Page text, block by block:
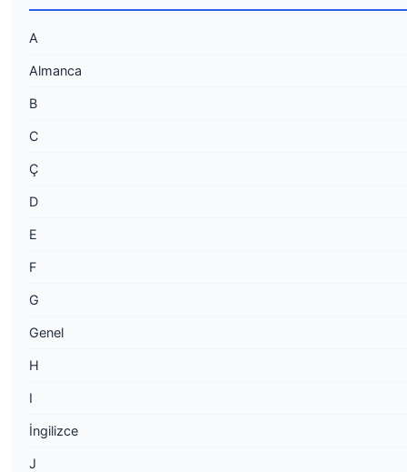
A
Almanca
B
C
Ç
D
E
F
G
Genel
H
I
İngilizce
J